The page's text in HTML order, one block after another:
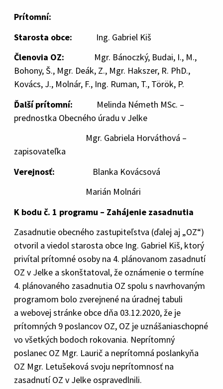
Prítomní:
Starosta obce:
Ing. Gabriel Kiš
Členovia OZ:
Mgr. Bánoczký, Budai, I., M.,
Bohony, Š., Mgr. Deák, Z., Mgr. Hakszer, R. PhD.,
Kovács, J., Molnár, F., Ing. Ruman, T., Török, P.
Ďalší prítomní: Melinda Németh MSc. –
prednostka Obecného úradu v Jelke
Mgr. Gabriela Horváthová –
zapisovateľka
Verejnosť:
Blanka Kovácsová
Marián Molnári
K bodu č. 1 programu – Zahájenie zasadnutia
Zasadnutie obecného zastupiteľstva (ďalej aj „OZ“)
otvoril a viedol starosta obce Ing. Gabriel Kiš, ktorý
privítal prítomné osoby na 4. plánovanom zasadnutí
OZ v Jelke a skonštatoval, že oznámenie o termíne
4. plánovaného zasadnutia OZ spolu s navrhovaným
programom bolo zverejnené na úradnej tabuli
a webovej stránke obce dňa 03.12.2020, že je
prítomných 9 poslancov OZ, OZ je uznášaniaschopné
vo všetkých bodoch rokovania. Neprítomný
poslanec OZ Mgr. Laurič a neprítomná poslankyňa
OZ Mgr. Letušeková svoju neprítomnosť na
zasadnutí OZ v Jelke ospravedlnili.